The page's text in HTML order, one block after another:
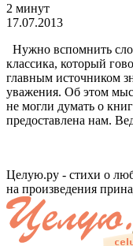
2 минут
17.07.2013
Нужно вспомнить
классика, который
главным источником
уважения. Об этом
не могли думать о
предоставлена нам.
Целую.ру - стихи о
на произведения